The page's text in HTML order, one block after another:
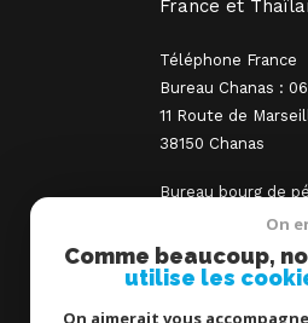
France et
Téléphone France
Bureau Chanas :
11 Route de
38150 Chanas
Bureau bourg de
64-66 Grand Rue
26300 Bourg-de-
On
Comme beaucoup,
utilise les
On aimerait vous